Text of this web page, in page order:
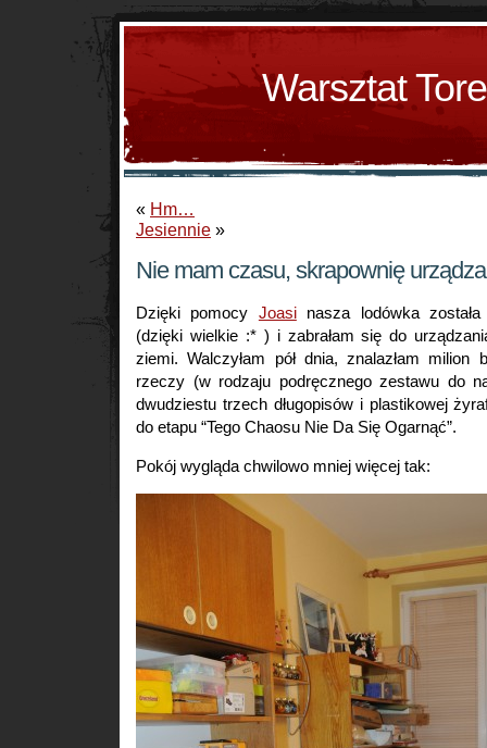
Warsztat
« Hm…
Jesiennie »
Nie mam czasu, skrapownię
Dzięki pomocy Joasinasza lodówka została
(dzięki wielkie :* ) i zabrałam się do
ziemi. Walczyłam pół dnia, znalazłam milion
rzeczy (w rodzaju podręcznego zestawu do
dwudziestu trzech długopisów i plastikowej
do etapu “Tego Chaosu Nie Da Się Ogarnąć”.
Pokój wygląda chwilowo mniej więcej tak: